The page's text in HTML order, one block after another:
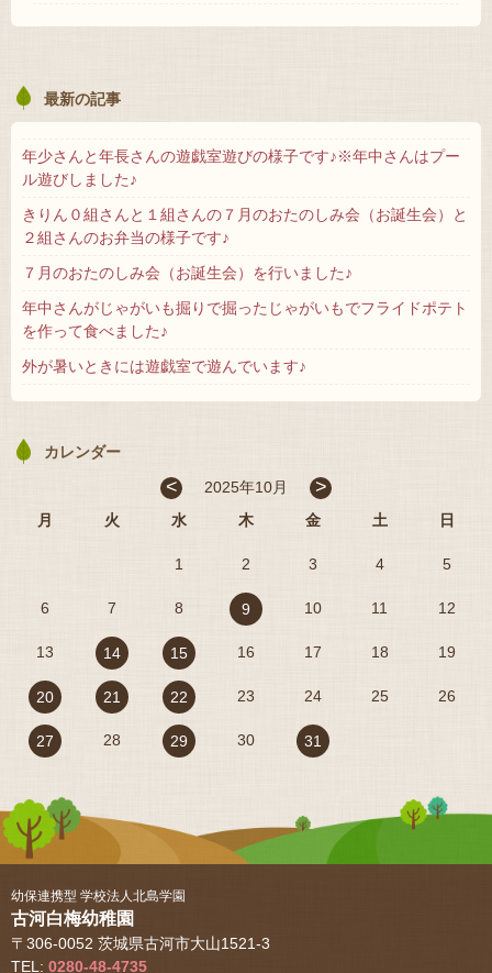
最新の記事
年少さんと年長さんの遊戯室遊びの様子です♪※年中さんはプー
ル遊びしました♪
きりん０組さんと１組さんの７月のおたのしみ会（お誕生会）と
２組さんのお弁当の様子です♪
７月のおたのしみ会（お誕生会）を行いました♪
年中さんがじゃがいも掘りで掘ったじゃがいもでフライドポテト
を作って食べました♪
外が暑いときには遊戯室で遊んでいます♪
カレンダー
< 2025年10月 >
月 火 水 木 金 土 日
1 2 3 4 5
6 7 8 9 10 11 12
13 14 15 16 17 18 19
20 21 22 23 24 25 26
27 28 29 30 31
幼保連携型 学校法人北島学園
古河白梅幼稚園
〒306-0052 茨城県古河市大山1521-3
TEL: 0280-48-4735